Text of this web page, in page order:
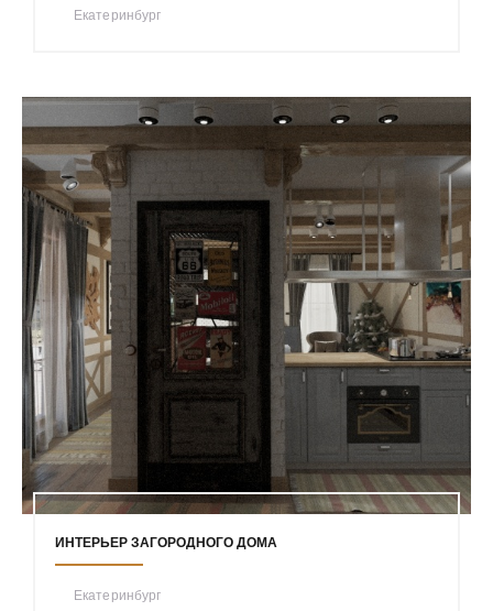
Екатеринбург
ИНТЕРЬЕР ЗАГОРОДНОГО ДОМА
Екатеринбург